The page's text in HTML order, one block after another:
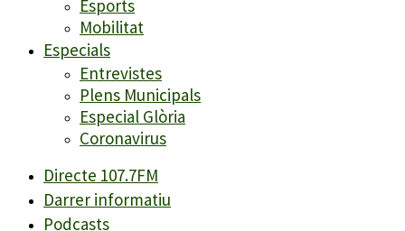
Esports
Mobilitat
Especials
Entrevistes
Plens Municipals
Especial Glòria
Coronavirus
Directe 107.7FM
Darrer informatiu
Podcasts